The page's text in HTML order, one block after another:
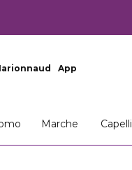
App
Marche Capelli